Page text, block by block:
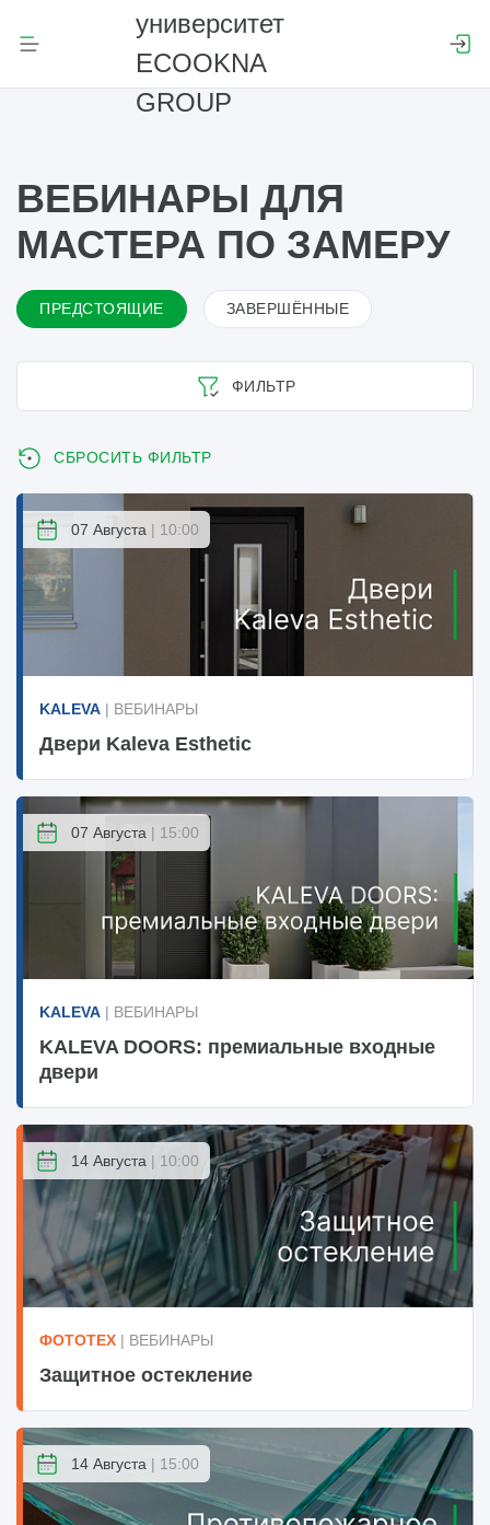
ВЕБИНАРЫ ДЛЯ
МАСТЕРА ПО ЗАМЕРУ
ПРЕДСТОЯЩИЕ ЗАВЕРШЁННЫЕ
ФИЛЬТР
СБРОСИТЬ ФИЛЬТР
07 Августа | 10:00
KALEVA | ВЕБИНАРЫ
Двери Kaleva Esthetic
07 Августа | 15:00
KALEVA | ВЕБИНАРЫ
KALEVA DOORS: премиальные входные
двери
14 Августа | 10:00
ФОТОТЕХ | ВЕБИНАРЫ
Защитное остекление
14 Августа | 15:00